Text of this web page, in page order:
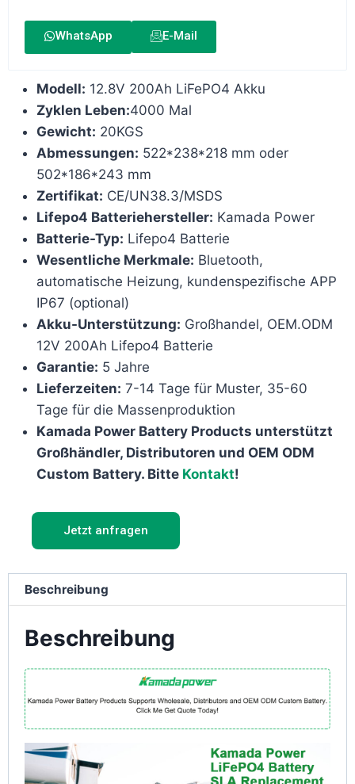
WhatsApp E-Mail
Modell: 12.8V 200Ah LiFePO4 Akku
Zyklen Leben:4000 Mal
Gewicht: 20KGS
Abmessungen: 522*238*218 mm oder
502*186*243 mm
Zertifikat: CE/UN38.3/MSDS
Lifepo4 Batteriehersteller: Kamada Power
Batterie-Typ: Lifepo4 Batterie
Wesentliche Merkmale: Bluetooth,
automatische Heizung, kundenspezifische APP
IP67 (optional)
Akku-Unterstützung: Großhandel, OEM.ODM
12V 200Ah Lifepo4 Batterie
Garantie: 5 Jahre
Lieferzeiten: 7-14 Tage für Muster, 35-60
Tage für die Massenproduktion
Kamada Power Battery Products unterstützt
Großhändler, Distributoren und OEM ODM
Custom Battery. Bitte Kontakt!
Jetzt anfragen
Beschreibung
Beschreibung